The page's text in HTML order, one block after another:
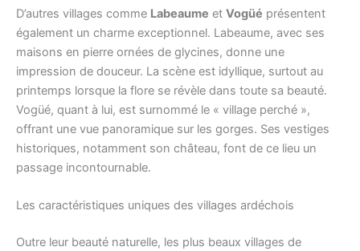
D’autres villages comme Labeaume et Vogüé présentent
également un charme exceptionnel. Labeaume, avec ses
maisons en pierre ornées de glycines, donne une
impression de douceur. La scène est idyllique, surtout au
printemps lorsque la flore se révèle dans toute sa beauté.
Vogüé, quant à lui, est surnommé le « village perché »,
offrant une vue panoramique sur les gorges. Ses vestiges
historiques, notamment son château, font de ce lieu un
passage incontournable.
Les caractéristiques uniques des villages ardéchois
Outre leur beauté naturelle, les plus beaux villages de